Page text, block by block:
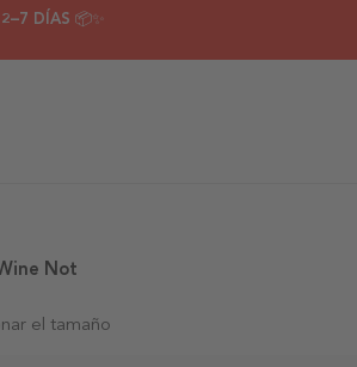
DÍAS 📦✨
el tamaño
Not